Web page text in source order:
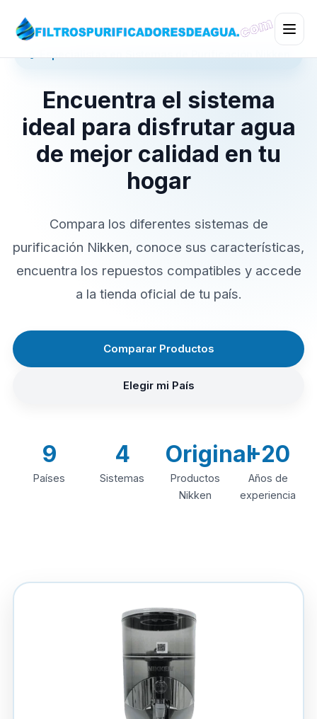
Encuentra el sistema
ideal para disfrutar agua
de mejor calidad en tu
hogar
Compara los diferentes sistemas de
purificación Nikken, conoce sus características,
encuentra los repuestos compatibles y accede
a la tienda oficial de tu país.
Comparar Productos
Elegir mi País
9
Países
4
Sistemas
Original
Productos
Nikken
+20
Años de
experiencia